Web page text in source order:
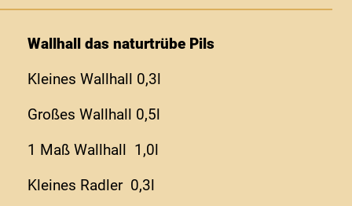
Wallhall das naturtrübe Pils
Kleines Wallhall 0,3l
Großes Wallhall 0,5l
1 Maß Wallhall 1,0l
Kleines Radler 0,3l